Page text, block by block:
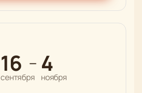
16
сентября
— 4
ноября